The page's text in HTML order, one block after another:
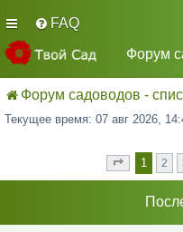
FAQ
Форум
Форум садоводов -
Текущее время: 07 авг 2026,
Страница
1 2